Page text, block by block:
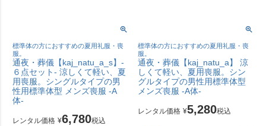
標準体の方におすすめの夏用礼服・喪
服。
通夜・葬儀【kaj_natu_a_s】-
６点セット- 涼しくて軽い、夏
用喪服。シングルタイプの男
性用標準体型 メンズ喪服 -A
体-
レンタル価格 ¥6,780税込
標準体の方におすすめの夏用礼服・喪
服。
通夜・葬儀【kaj_natu_a】 涼
しくて軽い、夏用喪服。シン
グルタイプの男性用標準体型
メンズ喪服 -A体-
レンタル価格 ¥5,280税込